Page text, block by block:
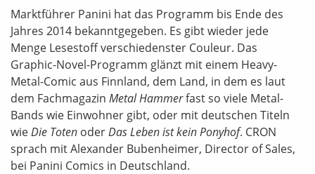
Marktführer Panini hat das Programm bis Ende des
Jahres 2014 bekanntgegeben. Es gibt wieder jede
Menge Lesestoff verschiedenster Couleur. Das
Graphic-Novel-Programm glänzt mit einem Heavy-
Metal-Comic aus Finnland, dem Land, in dem es laut
dem Fachmagazin Metal Hammerfast so viele Metal-
Bands wie Einwohner gibt, oder mit deutschen Titeln
wieDie Toten oderDas Leben ist kein Ponyhof. CRON
sprach mit Alexander Bubenheimer, Director of Sales,
bei Panini Comics in Deutschland.